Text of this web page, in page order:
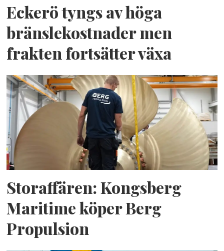
Eckerö tyngs av höga
bränslekostnader men
frakten fortsätter växa
Storaffären: Kongsberg
Maritime köper Berg
Propulsion